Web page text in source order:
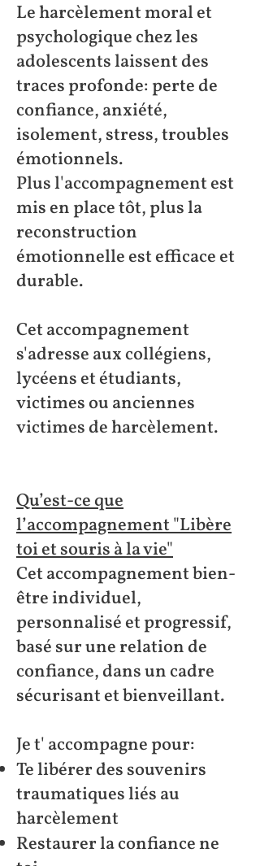
Le harcèlement moral et
psychologique chez les
adolescents laissent des
traces profonde: perte de
confiance, anxiété,
isolement, stress, troubles
émotionnels.
Plus l'accompagnement est
mis en place tôt, plus la
reconstruction
émotionnelle est efficace et
durable.
Cet accompagnement
s'adresse aux collégiens,
lycéens et étudiants,
victimes ou anciennes
victimes de harcèlement.
Qu’est-ce que
l’accompagnement "Libère
toi et souris à la vie"
Cet accompagnement bien-
être individuel,
personnalisé et progressif,
basé sur une relation de
confiance, dans un cadre
sécurisant et bienveillant.
Je t' accompagne pour:
Te libérer des souvenirs
traumatiques liés au
harcèlement
Restaurer la confiance ne